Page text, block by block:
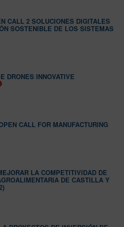
CALL 2 SOLUCIONES DIGITALES
SOSTENIBLE DE LOS SISTEMAS
DRONES INNOVATIVE
CALL FOR MANUFACTURING
LA COMPETITIVIDAD DE
DE CASTILLA Y